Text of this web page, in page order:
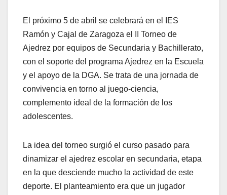
El próximo 5 de abril se celebrará en el IES
Ramón y Cajal de Zaragoza el II Torneo de
Ajedrez por equipos de Secundaria y Bachillerato,
con el soporte del programa Ajedrez en la Escuela
y el apoyo de la DGA. Se trata de una jornada de
convivencia en torno al juego-ciencia,
complemento ideal de la formación de los
adolescentes.
La idea del torneo surgió el curso pasado para
dinamizar el ajedrez escolar en secundaria, etapa
en la que desciende mucho la actividad de este
deporte. El planteamiento era que un jugador